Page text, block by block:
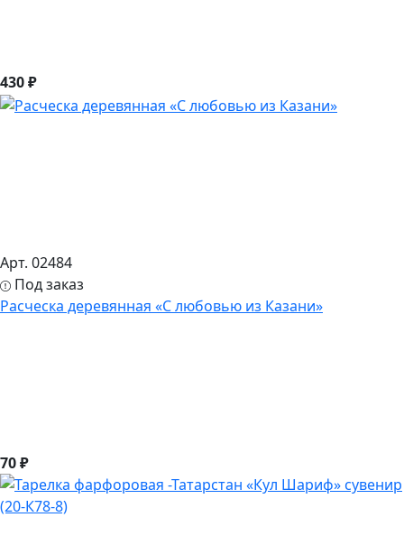
430 ₽
Арт. 02484
Под заказ
Расческа деревянная «С любовью из Казани»
70 ₽